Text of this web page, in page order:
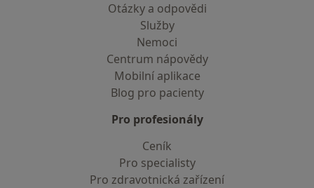
Otázky a odpovědi
Služby
Nemoci
Centrum nápovědy
Mobilní aplikace
Blog pro pacienty
Pro profesionály
Ceník
Pro specialisty
Pro zdravotnická zařízení